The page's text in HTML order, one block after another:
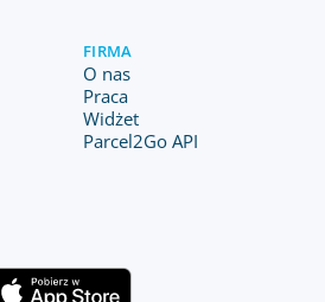
FIRMA
O nas
Praca
Widżet
Parcel2Go API